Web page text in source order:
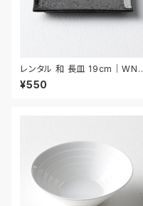
レンタル 和 長皿 19cm｜WNA
022
¥550